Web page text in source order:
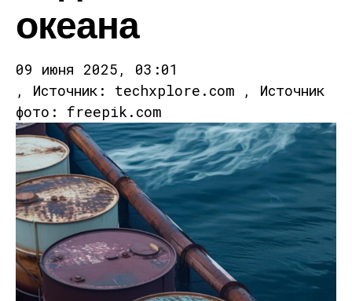
океана
09 июня 2025, 03:01
, Источник: techxplore.com , Источник
фото: freepik.com